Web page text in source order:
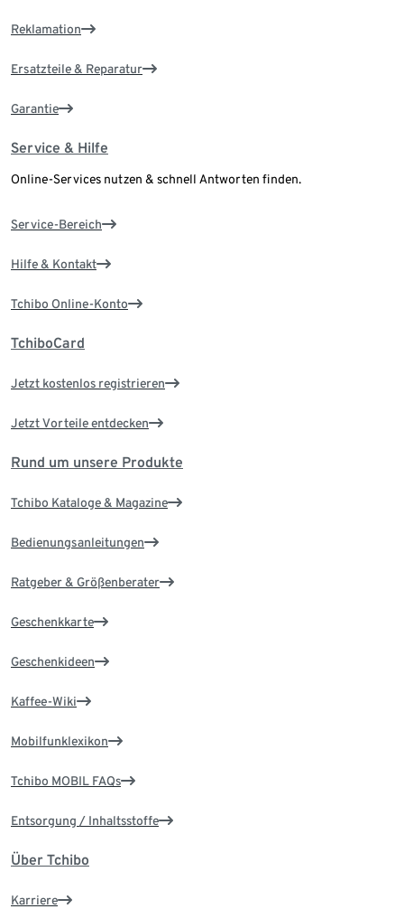
Reklamation
Ersatzteile & Reparatur
Garantie
Service & Hilfe
Online-Services nutzen & schnell Antworten finden.
Service-Bereich
Hilfe & Kontakt
Tchibo Online-Konto
TchiboCard
Jetzt kostenlos registrieren
Jetzt Vorteile entdecken
Rund um unsere Produkte
Tchibo Kataloge & Magazine
Bedienungsanleitungen
Ratgeber & Größenberater
Geschenkkarte
Geschenkideen
Kaffee-Wiki
Mobilfunklexikon
Tchibo MOBIL FAQs
Entsorgung / Inhaltsstoffe
Über Tchibo
Karriere